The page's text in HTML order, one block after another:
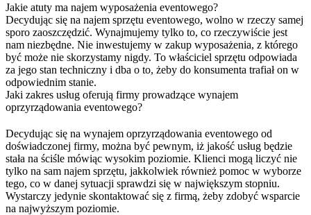
Jakie atuty ma najem wyposażenia eventowego?
Decydując się na najem sprzętu eventowego, wolno w rzeczy samej
sporo zaoszczędzić. Wynajmujemy tylko to, co rzeczywiście jest
nam niezbędne. Nie inwestujemy w zakup wyposażenia, z którego
być może nie skorzystamy nigdy. To właściciel sprzętu odpowiada
za jego stan techniczny i dba o to, żeby do konsumenta trafiał on w
odpowiednim stanie.
Jaki zakres usług oferują firmy prowadzące wynajem
oprzyrządowania eventowego?
Decydując się na wynajem oprzyrządowania eventowego od
doświadczonej firmy, można być pewnym, iż jakość usług będzie
stała na ściśle mówiąc wysokim poziomie. Klienci mogą liczyć nie
tylko na sam najem sprzętu, jakkolwiek również pomoc w wyborze
tego, co w danej sytuacji sprawdzi się w największym stopniu.
Wystarczy jedynie skontaktować się z firmą, żeby zdobyć wsparcie
na najwyższym poziomie.